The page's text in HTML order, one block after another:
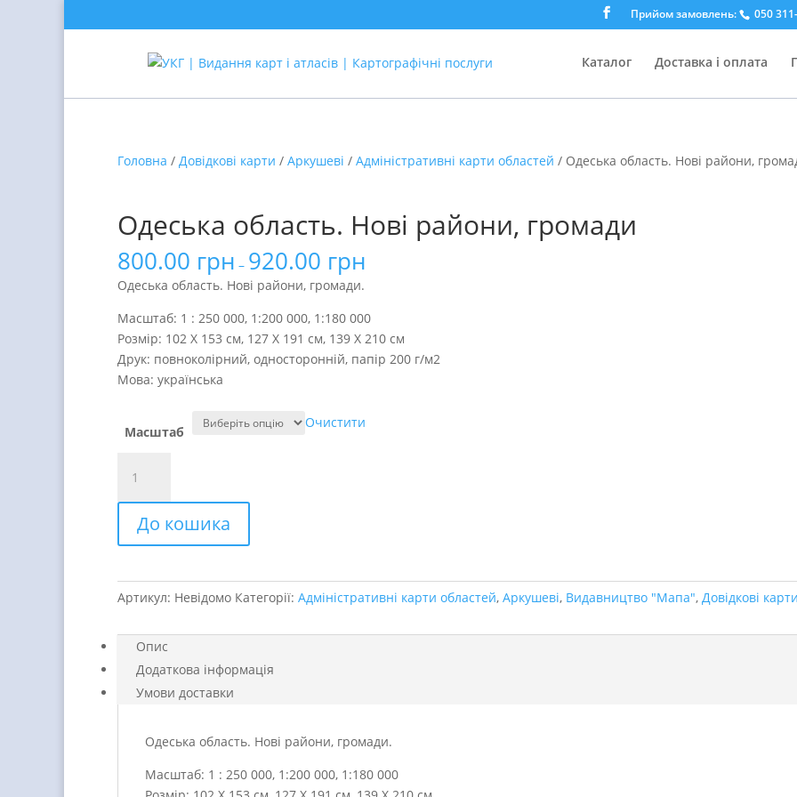
Прийом замовлень: 050
Каталог Доставка і оплата
Головна / Довідкові карти / Аркушеві / Адміністративні карти областей / Одеська область. Нові райони,
Одеська область. Нові райони, громади
800.00 грн – 920.00 грн
Одеська область. Нові райони, громади.
Масштаб: 1 : 250 000, 1:200 000, 1:180 000
Розмір: 102 Х 153 см, 127 Х 191 см, 139 Х 210 см
Друк: повноколірний, односторонній, папір 200 г/м2
Мова: українська
Масштаб
Очистити
область.
Нові
райони,
громади
До кошика
Артикул: Невідомо Категорії: Адміністративні карти областей, Аркушеві, Видавництво "Мапа", Довідкові
Опис
Додаткова інформація
Умови доставки
Одеська область. Нові райони, громади.
Масштаб: 1 : 250 000, 1:200 000, 1:180 000